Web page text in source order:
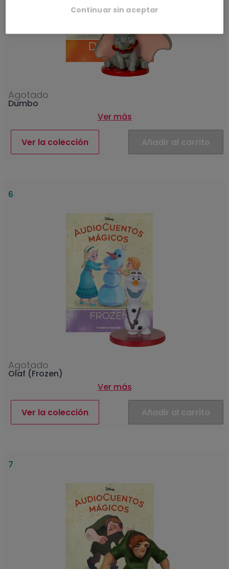
Agotado
Dumbo
Ver más
Ver la colección Añadir al carrito
6
Agotado
Olaf (Frozen)
Ver más
Ver la colección Añadir al carrito
7
Continuar sin aceptar